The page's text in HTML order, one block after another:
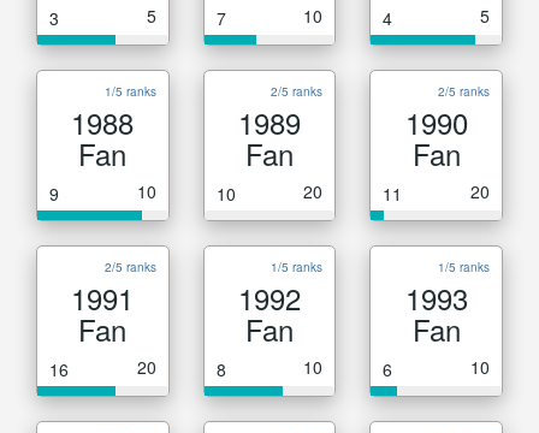
3 5 7 10 4 5
1/5 ranks
1988
Fan
9 10
2/5 ranks
1989
Fan
10 20
2/5 ranks
1990
Fan
11 20
2/5 ranks
1991
Fan
16 20
1/5 ranks
1992
Fan
8 10
1/5 ranks
1993
Fan
6 10